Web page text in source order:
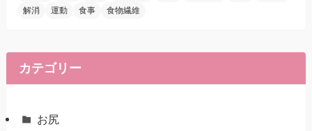
解消
運動 食事 食物繊維
カテゴリー
お尻